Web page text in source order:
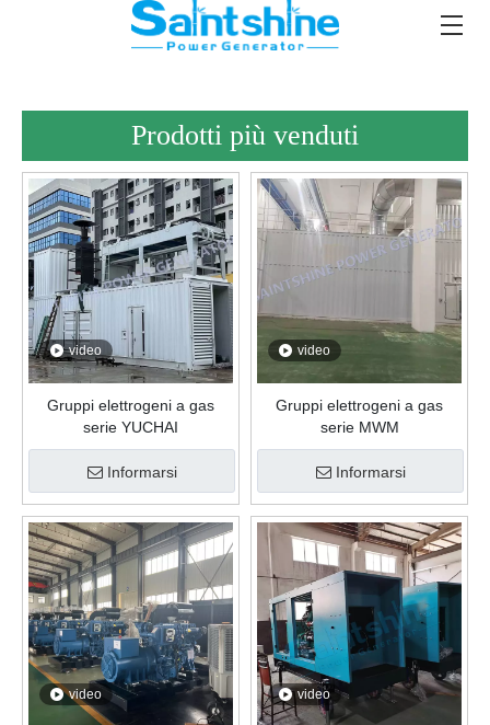
Prodotti più venduti
video
Gruppi elettrogeni a gas
serie YUCHAI
Informarsi
video
Gruppi elettrogeni a gas
serie MWM
Informarsi
video video